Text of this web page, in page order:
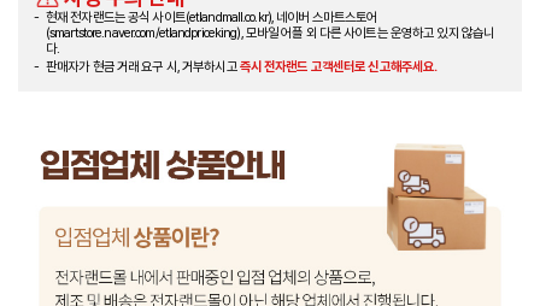
현재 전자랜드는 공식 사이트(etlandmall.co.kr), 네이버 스마트스토어
(smartstore.naver.com/etlandpriceking), 모바일 어플 외 다른 사이트는 운영하고 있지 않습니
다.
판매자가 현금 거래 요구 시, 거부하시고즉시 전자랜드 고객센터로 신고해주세요.